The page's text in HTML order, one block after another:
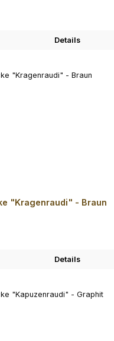
Details
"Kragenraudi" - Braun
Details